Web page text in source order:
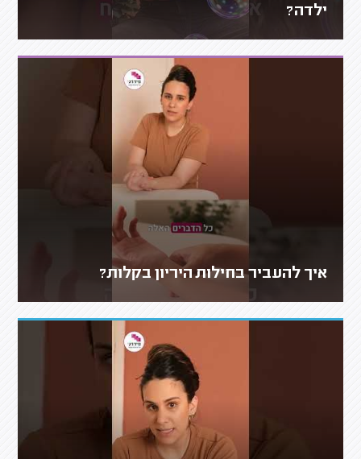
ילדה?
איך להעביר בחילות היריון בקלות?